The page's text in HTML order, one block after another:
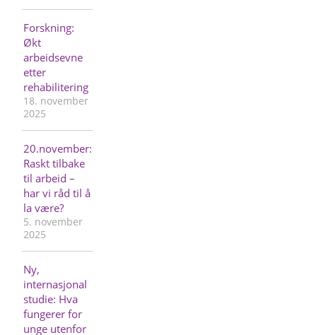
Forskning:
Økt
arbeidsevne
etter
rehabilitering
18. november
2025
20.november:
Raskt tilbake
til arbeid –
har vi råd til å
la være?
5. november
2025
Ny,
internasjonal
studie: Hva
fungerer for
unge utenfor